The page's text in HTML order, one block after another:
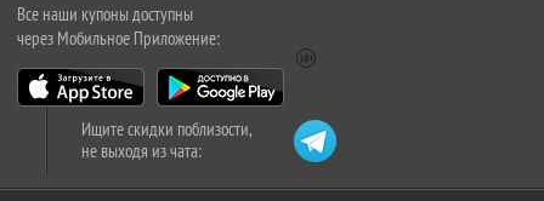
Все наши купоны доступны
через Мобильное Приложение:
Ищите скидки поблизости,
не выходя из чата: